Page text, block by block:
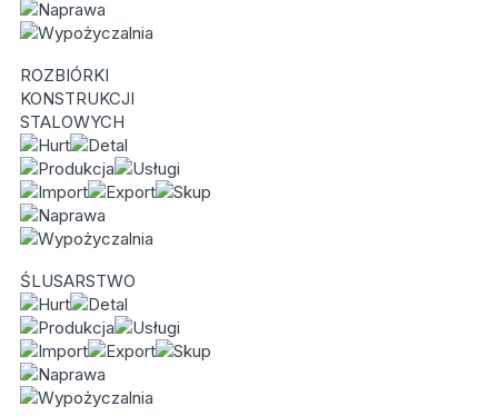
ROZBIÓRKI
KONSTRUKCJI
STALOWYCH
ŚLUSARSTWO